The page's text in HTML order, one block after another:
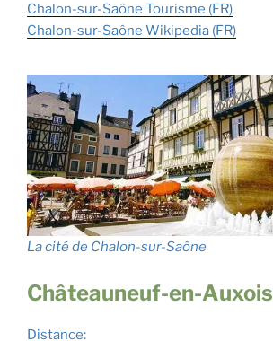
Chalon-sur-Saône Tourisme (FR)
Chalon-sur-Saône Wikipedia (FR)
La cité de Chalon-sur-Saône
Châteauneuf-en-Auxois
Distance: